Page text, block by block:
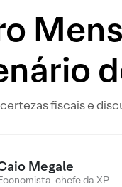
fiscais e
Megale
chefe da XP